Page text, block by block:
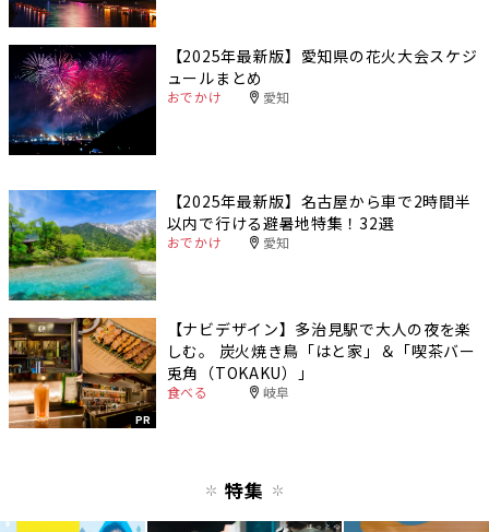
【2025年最新版】愛知県の花火大会スケジ
ュールまとめ
おでかけ 愛知
【2025年最新版】名古屋から車で2時間半
以内で行ける避暑地特集！32選
おでかけ 愛知
PR
【ナビデザイン】多治見駅で大人の夜を楽
しむ。 炭火焼き鳥「はと家」＆「喫茶バー
兎角（TOKAKU）」
食べる 岐阜
特集